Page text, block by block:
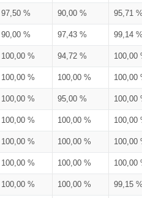
97,50 % 90,00 % 95,71 %
90,00 % 97,43 % 99,14 %
100,00 % 94,72 % 100,00
100,00 % 100,00 % 100,00
100,00 % 95,00 % 100,00
100,00 % 100,00 % 100,00
100,00 % 100,00 % 100,00
100,00 % 100,00 % 100,00
100,00 % 100,00 % 99,15 %